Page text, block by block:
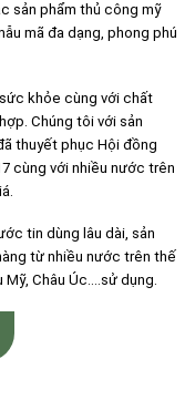
sản phẩm thủ công mỹ
mã đa dạng, phong phú
khỏe cùng với chất
Chúng tôi với sản
thuyết phục Hội đồng
cùng với nhiều nước trên
tin dùng lâu dài, sản
từ nhiều nước trên thế
Mỹ, Châu Úc….sử dụng.